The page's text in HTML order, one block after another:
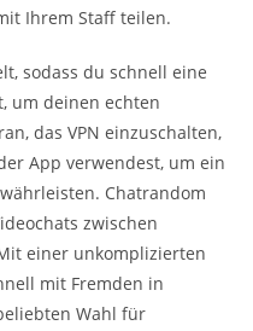
Ihrem Staff teilen.
sodass du schnell eine
um deinen echten
das VPN einzuschalten,
App verwendest, um ein
Chatrandom
zwischen
einer unkomplizierten
mit Fremden in
Wahl für